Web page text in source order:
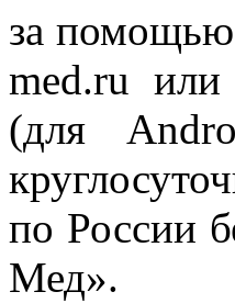
за помощью
med.ru
(для
по России
Мед».